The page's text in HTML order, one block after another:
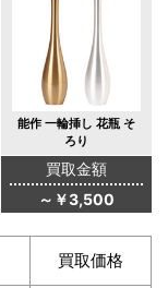
能作 一輪挿し 花瓶 そ
ろり
買取金額
～￥3,500
買取価格